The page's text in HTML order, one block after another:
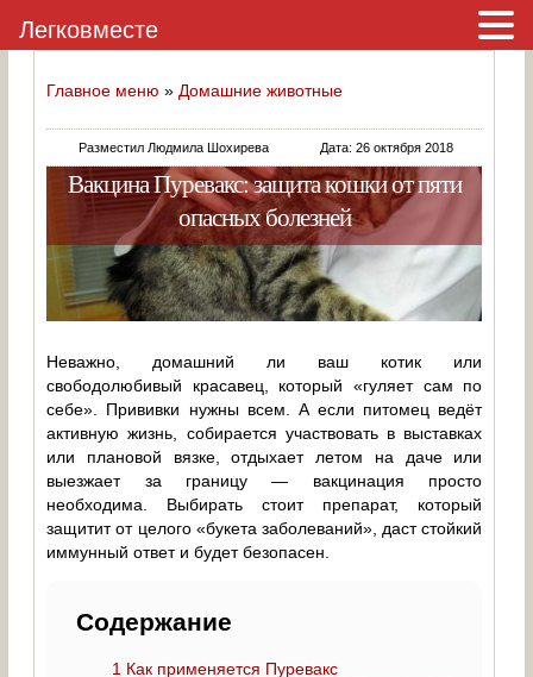
Главное меню » Домашние животные
Разместил Людмила Шохирева Дата: 26 октября 2018
Вакцина Пуревакс: защита кошки от пяти
опасных болезней
Неважно, домашний ли ваш котик или
свободолюбивый красавец, который «гуляет сам по
себе». Прививки нужны всем. А если питомец ведёт
активную жизнь, собирается участвовать в выставках
или плановой вязке, отдыхает летом на даче или
выезжает за границу — вакцинация просто
необходима. Выбирать стоит препарат, который
защитит от целого «букета заболеваний», даст стойкий
иммунный ответ и будет безопасен.
Содержание
1 Как применяется Пуревакс
Легковместе